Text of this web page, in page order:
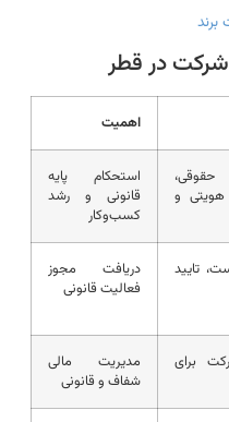
برند
در قطر
اهمیت
و
استحکام پایه
قانونی و رشد
کسب‌وکار
تایید
دریافت مجوز
فعالیت قانونی
برای
مدیریت مالی
شفاف و قانونی